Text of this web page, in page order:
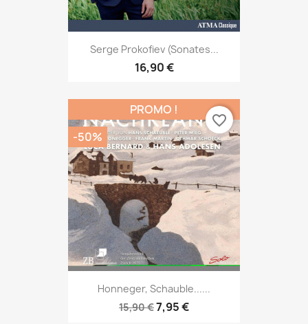
Serge Prokofiev (Sonates...
16,90 €
Honneger, Schauble......
15,90 €7,95 €
PROMO !
-50%
favorite_border